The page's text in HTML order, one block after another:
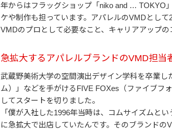
年からはフラッグショップ「niko and … TOKYO
ケや制作も担っています。アパレルのVMDとし
VMDのプロとして必要なこと、キャリアアップ
急拡大するアパレルブランドのVMD担当
武蔵野美術大学の空間演出デザイン学科を卒業
ム）」などを手がけるFIVE FOXes（ファイブフ
してスタートを切りました。
「僕が入社した1996年当時は、コムサイズムと
に急拡大で出店していたんです。そのブランド